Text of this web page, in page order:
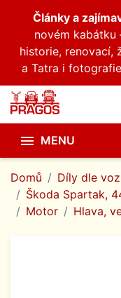
Články a
novém kabátku
historie, renovací,
a Tatra i
 MENU
Domů Díly dle
Škoda Spartak,
Motor
Hlava,